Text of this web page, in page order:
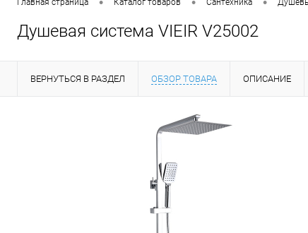
Главная страница Каталог товаров Сантехника
Душевая система VIEIR V25002
ВЕРНУТЬСЯ В РАЗДЕЛ ОБЗОР ТОВАРА ОПИСАНИЕ